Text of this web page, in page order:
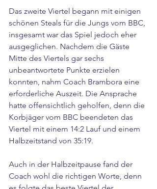
Das zweite Viertel begann mit einigen
schönen Steals für die Jungs vom BBC,
insgesamt war das Spiel jedoch eher
ausgeglichen. Nachdem die Gäste
Mitte des Viertels gar sechs
unbeantwortete Punkte erzielen
konnten, nahm Coach Brambora eine
erforderliche Auszeit. Die Ansprache
hatte offensichtlich geholfen, denn die
Korbjäger vom BBC beendeten das
Viertel mit einem 14:2 Lauf und einem
Halbzeitstand von 35:19.
Auch in der Halbzeitpause fand der
Coach wohl die richtigen Worte, denn